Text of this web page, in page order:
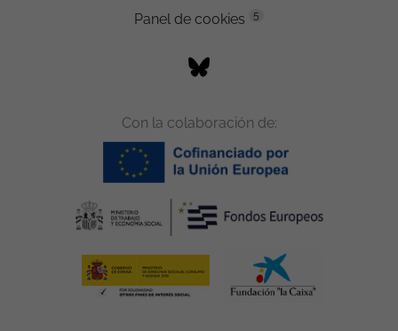
Panel de cookies
5
Con la colaboración de: